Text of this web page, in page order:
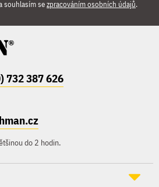
souhlasím sezpracováním osobních údajů.
732 387 626
do 2 hodin.